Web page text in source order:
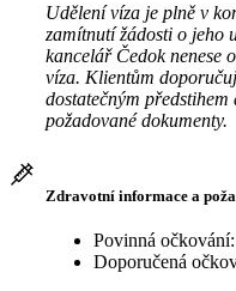
Udělení víza je plně v
zamítnutí žádosti o jeho
kancelář Čedok nenese
víza. Klientům
dostatečným
požadované dokumenty.
Zdravotní informace a
Povinná
Doporučená